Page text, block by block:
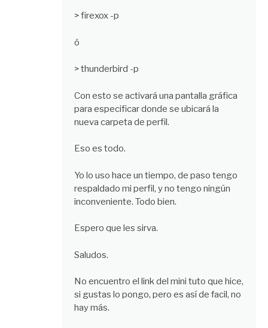
> firexox -p
ó
> thunderbird -p
Con esto se activará una pantalla gráfica
para especificar donde se ubicará la
nueva carpeta de perfil.
Eso es todo.
Yo lo uso hace un tiempo, de paso tengo
respaldado mi perfil, y no tengo ningún
inconveniente. Todo bien.
Espero que les sirva.
Saludos.
No encuentro el link del mini tuto que hice,
si gustas lo pongo, pero es así de facil, no
hay más.